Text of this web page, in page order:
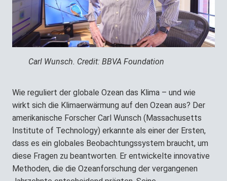
Carl Wunsch. Credit: BBVA Foundation
Wie reguliert der globale Ozean das Klima – und wie
wirkt sich die Klimaerwärmung auf den Ozean aus? Der
amerikanische Forscher Carl Wunsch (Massachusetts
Institute of Technology) erkannte als einer der Ersten,
dass es ein globales Beobachtungssystem braucht, um
diese Fragen zu beantworten. Er entwickelte innovative
Methoden, die die Ozeanforschung der vergangenen